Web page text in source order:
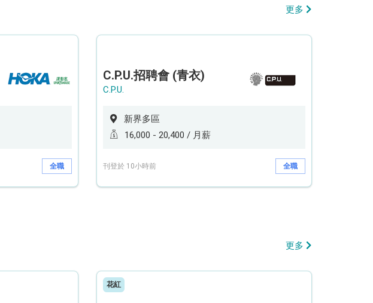
更多
全職
C.P.U.招聘會 (青衣)
C.P.U.
新界多區
16,000 - 20,400 / 月薪
刊登於 10小時前 全職
更多
花紅